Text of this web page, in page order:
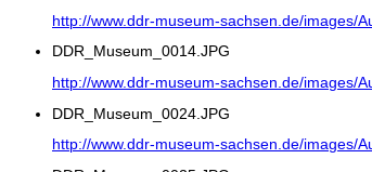
http://www.ddr-museum-sachsen.de/images/
DDR_Museum_0014.JPG
http://www.ddr-museum-sachsen.de/images/
DDR_Museum_0024.JPG
http://www.ddr-museum-sachsen.de/images/